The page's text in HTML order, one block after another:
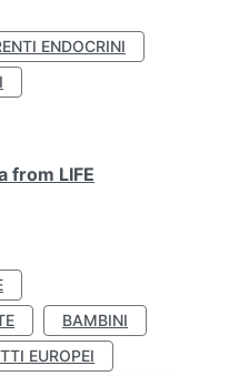
ENDOCRINI
from LIFE
BAMBINI
EUROPEI